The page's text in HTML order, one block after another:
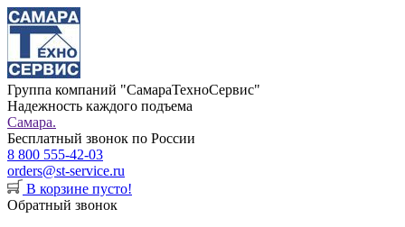
Группа компаний "СамараТехноСервис"
Надежность каждого подъема
Самара.
Бесплатный звонок по России
8 800 555-42-03
orders@st-service.ru
В корзине пусто!
Обратный звонок